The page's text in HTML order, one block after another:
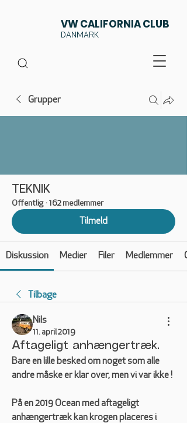
VW CALIFORNIA CLUB
DANMARK
Grupper
TEKNIK
Offentlig · 162 medlemmer
Tilmeld
Diskussion Medier Filer Medlemmer
Tilbage
Nils
11. april 2019
Aftageligt anhængertræk.
Bare en lille besked om noget som alle
andre måske er klar over, men vi var ikke !
På en 2019 Ocean med aftageligt
anhængertræk kan krogen placeres i